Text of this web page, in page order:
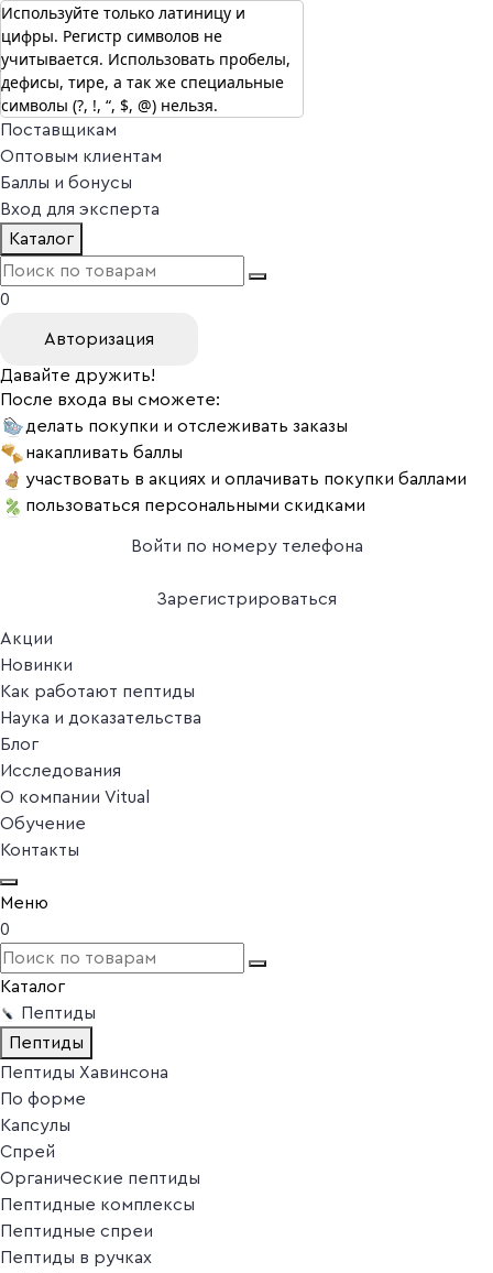
г. Москва
Vitual Peptide +7 (800) 101-13-25
Специалистам
Поставщикам
Оптовым клиентам
Баллы и бонусы
Вход для эксперта
Каталог
0
Авторизация
Давайте дружить!
После входа вы сможете:
делать покупки и отслеживать заказы
накапливать баллы
участвовать в акциях и оплачивать покупки баллами
пользоваться персональными скидками
Войти по номеру телефона
Зарегистрироваться
Акции
Новинки
Как работают пептиды
Наука и доказательства
Блог
Исследования
О компании Vitual
Обучение
Контакты
Меню
0
Каталог
Пептиды
Пептиды
Пептиды Хавинсона
По форме
Капсулы
Спрей
Органические пептиды
Пептидные комплексы
Пептидные спреи
Пептиды в ручках
Используйте только латиницу и
цифры. Регистр символов не
учитывается. Использовать пробелы,
дефисы, тире, а так же специальные
символы (?, !, “, $, @) нельзя.